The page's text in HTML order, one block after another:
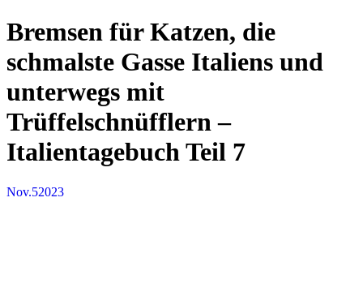
Bremsen für Katzen, die
schmalste Gasse Italiens und
unterwegs mit
Trüffelschnüfflern –
Italientagebuch Teil 7
Nov.52023